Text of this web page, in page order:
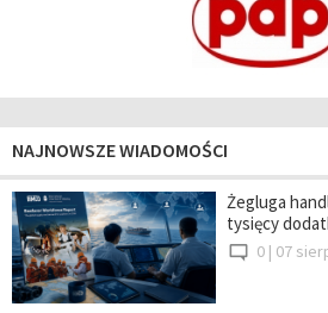
NAJNOWSZE WIADOMOŚCI
Żegluga
tysięcy
0 | 07